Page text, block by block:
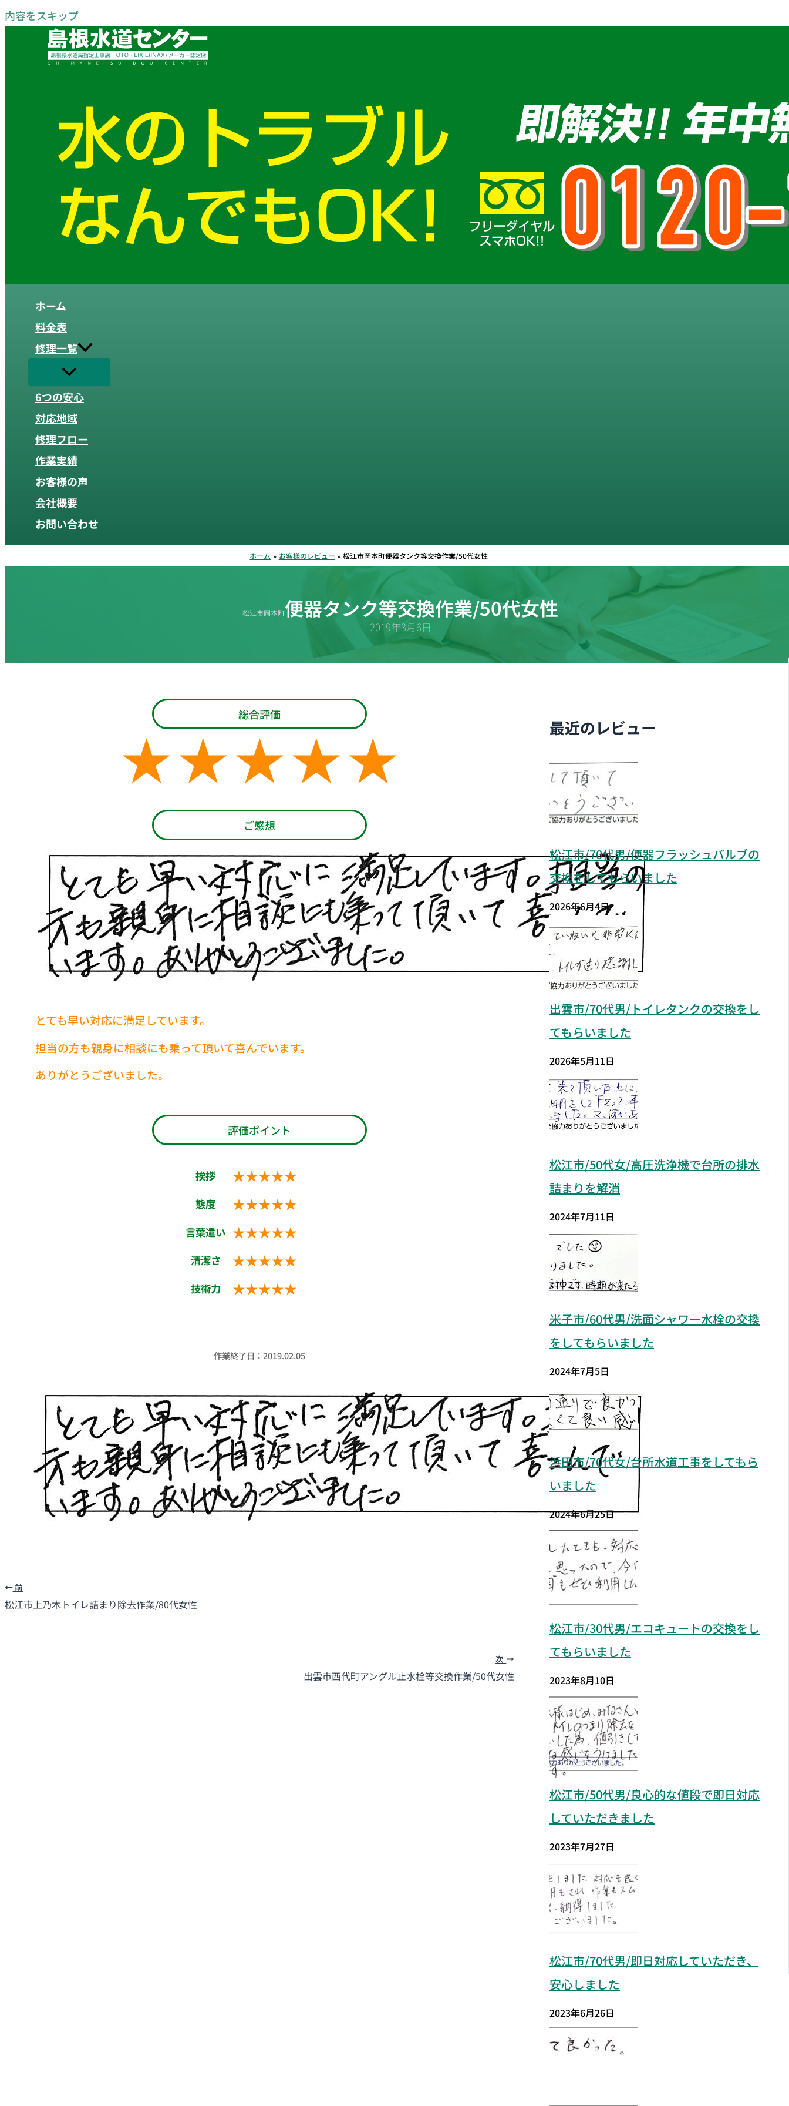
内容をスキップ
ホーム
料金表
修理一覧
6つの安心
対応地域
修理フロー
作業実績
お客様の声
会社概要
お問い合わせ
ホーム お客様のレビュー 松江市岡本町便器タンク等交換作業/50代女性
松江市岡本町便器タンク等交換作業/50代女性
2019年3月6日
総合評価
ご感想
とても早い対応に満足しています。
担当の方も親身に相談にも乗って頂いて喜んでいます。
ありがとうございました。
評価ポイント
挨拶 ★★★★★
態度 ★★★★★
言葉遣い ★★★★★
清潔さ ★★★★★
技術力 ★★★★★
作業終了日：2019.02.05
前
松江市上乃木 トイレ詰まり除去作業/80代女性
次
出雲市西代町アングル止水栓等交換作業/50代女性
最近のレビュー
松江市/70代男/便器フラッシュバルブの
交換をしてもらいました
2026年6月4日
出雲市/70代男/トイレタンクの交換をし
てもらいました
2026年5月11日
松江市/50代女/高圧洗浄機で台所の排水
詰まりを解消
2024年7月11日
米子市/60代男/洗面シャワー水栓の交換
をしてもらいました
2024年7月5日
浜田市/70代女/台所水道工事をしてもら
いました
2024年6月25日
松江市/30代男/エコキュートの交換をし
てもらいました
2023年8月10日
松江市/50代男/良心的な値段で即日対応
していただきました
2023年7月27日
松江市/70代男/即日対応していただき、
安心しました
2023年6月26日